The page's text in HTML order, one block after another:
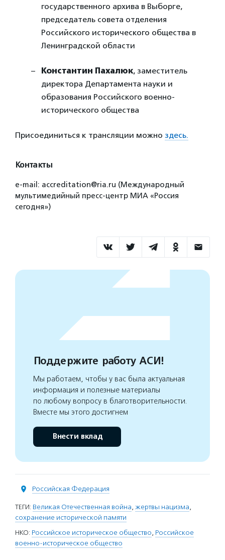
государственного архива в Выборге,
председатель совета отделения
Российского исторического общества в
Ленинградской области
Константин Пахалюк, заместитель
директора Департамента науки и
образования Российского военно-
исторического общества
Присоединиться к трансляции можно здесь.
Контакты
e-mail: accreditation@ria.ru (Международный
мультимедийный пресс-центр МИА «Россия
сегодня»)
Поддержите работу АСИ!
Мы работаем, чтобы у вас была актуальная
информация и полезные материалы
по любому вопросу в благотворительности.
Вместе мы этого достигнем
Внести вклад
Российская Федерация
ТЕГИ: Великая Отечественная война, жертвы нацизма,
сохранение исторической памяти
НКО: Российское историческое общество, Российское
военно-историческое общество